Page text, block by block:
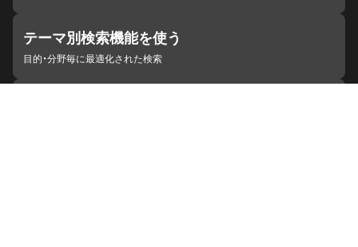
テーマ別検索機能を使う
目的・分野毎に最適化された検索